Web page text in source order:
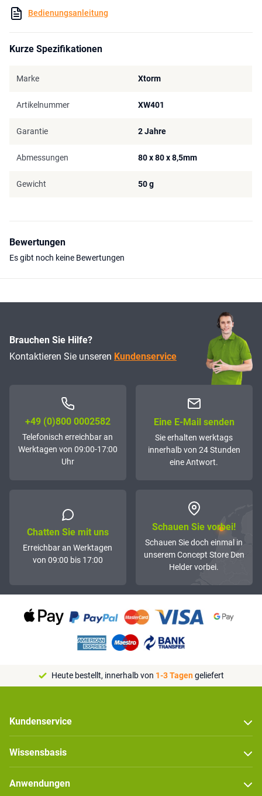
Bedienungsanleitung
Kurze Spezifikationen
Marke Xtorm
Artikelnummer XW401
Garantie 2 Jahre
Abmessungen 80 x 80 x 8,5mm
Gewicht 50 g
Bewertungen
Es gibt noch keine Bewertungen
Brauchen Sie Hilfe?
Kontaktieren Sie unseren Kundenservice
+49 (0)800 0002582
Telefonisch erreichbar an
Werktagen von 09:00-17:00
Uhr
Eine E-Mail senden
Sie erhalten werktags
innerhalb von 24 Stunden
eine Antwort.
Chatten Sie mit uns
Erreichbar an Werktagen
von 09:00 bis 17:00
Schauen Sie vorbei!
Schauen Sie doch einmal in
unserem Concept Store Den
Helder vorbei.
Heute bestellt, innerhalb von 1-3 Tagengeliefert
Kundenservice
Wissensbasis
Anwendungen